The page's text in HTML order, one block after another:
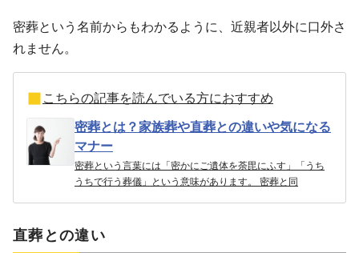
密葬という名前からもわかるように、近親者以外に口外さ
れません。
こちらの記事を読んでいる方におすすめ
密葬とは？家族葬や直葬との違いや気になる
マナー
密葬という言葉には「密かにご遺体を荼毘にふす」「うち
うちで行う葬儀」という意味があります。 密葬と同
直葬との違い